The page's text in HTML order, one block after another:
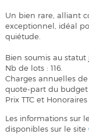
Un bien rare, alliant
exceptionnel, idéal
quiétude.
Bien soumis au
Nb de lots : 116.
Charges annuelles
quote-part du budget
Prix TTC et
Les informations sur
disponibles sur le site